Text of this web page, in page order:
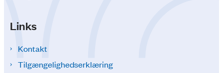
Links
Kontakt
Tilgængelighedserklæring